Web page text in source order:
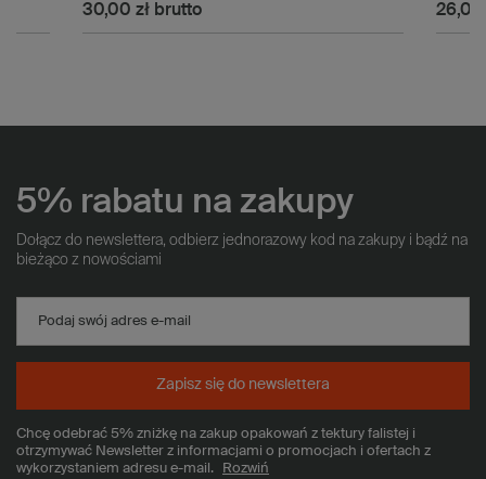
30,00 złbrutto 26,00
5% rabatu na zakupy
Dołącz do newslettera, odbierz jednorazowy kod na zakupy i bądź na
bieżąco z nowościami
Podaj swój adres e-mail
Chcę odebrać 5% zniżkę na zakup opakowań z tektury falistej i
otrzymywać Newsletter z informacjami o promocjach i ofertach z
wykorzystaniem adresu e-mail.
Rozwiń
Zapisz się do newslettera